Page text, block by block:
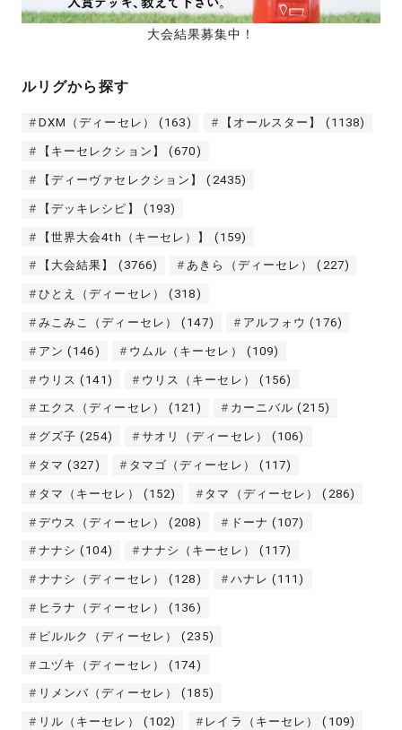
大会結果募集中！
ルリグから探す
DXM（ディーセレ） (163) 【オールスター】 (1138)
【キーセレクション】 (670)
【ディーヴァセレクション】 (2435)
【デッキレシピ】 (193)
【世界大会4th（キーセレ）】 (159)
【大会結果】 (3766) あきら（ディーセレ） (227)
ひとえ（ディーセレ） (318)
みこみこ（ディーセレ） (147) アルフォウ (176)
アン (146) ウムル（キーセレ） (109)
ウリス (141) ウリス（キーセレ） (156)
エクス（ディーセレ） (121) カーニバル (215)
グズ子 (254) サオリ（ディーセレ） (106)
タマ (327) タマゴ（ディーセレ） (117)
タマ（キーセレ） (152) タマ（ディーセレ） (286)
デウス（ディーセレ） (208) ドーナ (107)
ナナシ (104) ナナシ（キーセレ） (117)
ナナシ（ディーセレ） (128) ハナレ (111)
ヒラナ（ディーセレ） (136)
ピルルク（ディーセレ） (235)
ユヅキ（ディーセレ） (174)
リメンバ（ディーセレ） (185)
リル（キーセレ） (102) レイラ（キーセレ） (109)